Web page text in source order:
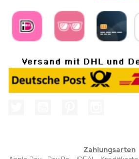
Zahlungsarten